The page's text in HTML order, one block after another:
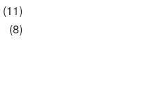
(11)
(8)